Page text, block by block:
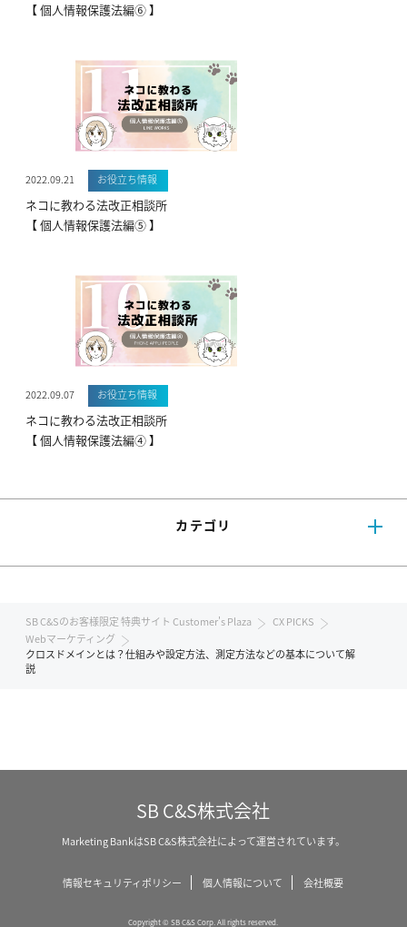
【 個人情報保護法編⑥ 】
2022.09.21 お役立ち情報
ネコに教わる法改正相談所
【 個人情報保護法編⑤ 】
2022.09.07 お役立ち情報
ネコに教わる法改正相談所
【 個人情報保護法編④ 】
カテゴリ
SB C&Sのお客様限定 特典サイト Customer's Plaza
CX PICKS
Webマーケティング
クロスドメインとは？仕組みや設定方法、測定方法などの基本について解
説
SB C&S株式会社
Marketing BankはSB C&S株式会社によって運営されています。
情報セキュリティポリシー 個人情報について 会社概要
Copyright © SB C&S Corp. All rights reserved.